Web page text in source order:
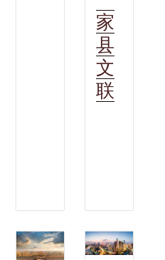
家
县
文
联